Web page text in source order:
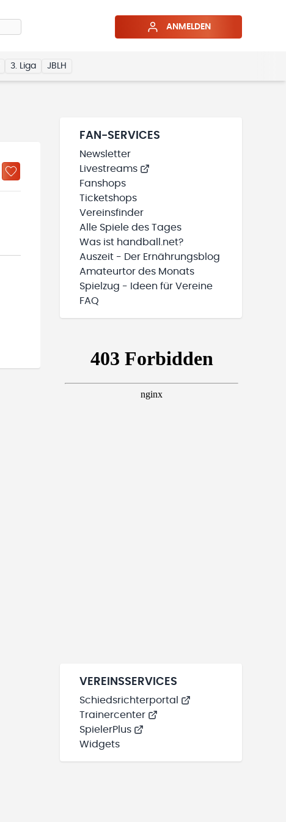
ANMELDEN
3. Liga JBLH
FAN-SERVICES
Newsletter
Livestreams
Fanshops
Ticketshops
Vereinsfinder
Alle Spiele des Tages
Was ist handball.net?
Auszeit - Der Ernährungsblog
Amateurtor des Monats
Spielzug - Ideen für Vereine
FAQ
VEREINSSERVICES
Schiedsrichterportal
Trainercenter
SpielerPlus
Widgets